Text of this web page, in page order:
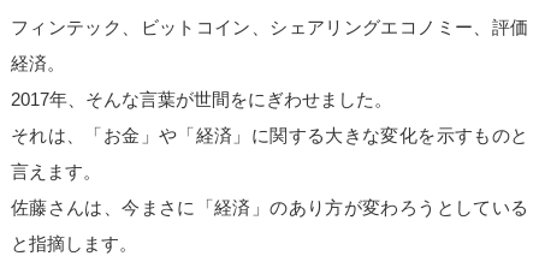
フィンテック、ビットコイン、シェアリングエコノミー、評価
経済。
2017年、そんな言葉が世間をにぎわせました。
それは、
「お金」や「経済」に関する大きな変化を示すものと
言えます。
佐藤さんは、今まさに「経済」のあり方が変わろうとして いる
と指摘します。